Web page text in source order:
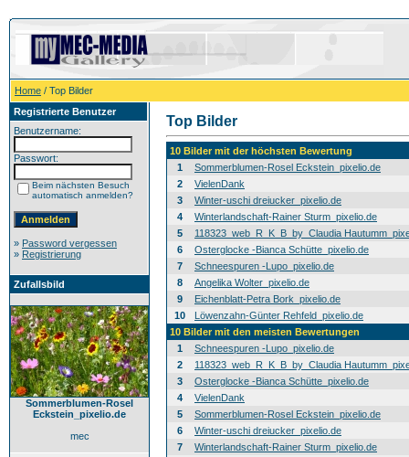
Home / Top Bilder
Registrierte Benutzer
Benutzername:
Passwort:
Beim nächsten Besuch
automatisch anmelden?
» Password vergessen
» Registrierung
Zufallsbild
Sommerblumen-Rosel
Eckstein_pixelio.de
mec
Top Bilder
10 Bilder mit der höchsten Bewertung
1
Sommerblumen-Rosel Eckstein_pixelio.de
2
VielenDank
3
Winter-uschi dreiucker_pixelio.de
4
Winterlandschaft-Rainer Sturm_pixelio.de
5
118323_web_R_K_B_by_Claudia
6
Osterglocke -Bianca Schütte_pixelio.de
7
Schneespuren -Lupo_pixelio.de
8
Angelika Wolter_pixelio.de
9
Eichenblatt-Petra Bork_pixelio.de
10
Löwenzahn-Günter Rehfeld_pixelio.de
10 Bilder mit den meisten Bewertungen
1
Schneespuren -Lupo_pixelio.de
2
118323_web_R_K_B_by_Claudia
3
Osterglocke -Bianca Schütte_pixelio.de
4
VielenDank
5
Sommerblumen-Rosel Eckstein_pixelio.de
6
Winter-uschi dreiucker_pixelio.de
7
Winterlandschaft-Rainer Sturm_pixelio.de